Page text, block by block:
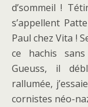
d’sommeil !
s’appellent
Paul chez Vita !
ce hachis
Gueuss, il
rallumée,
cornistes néo-